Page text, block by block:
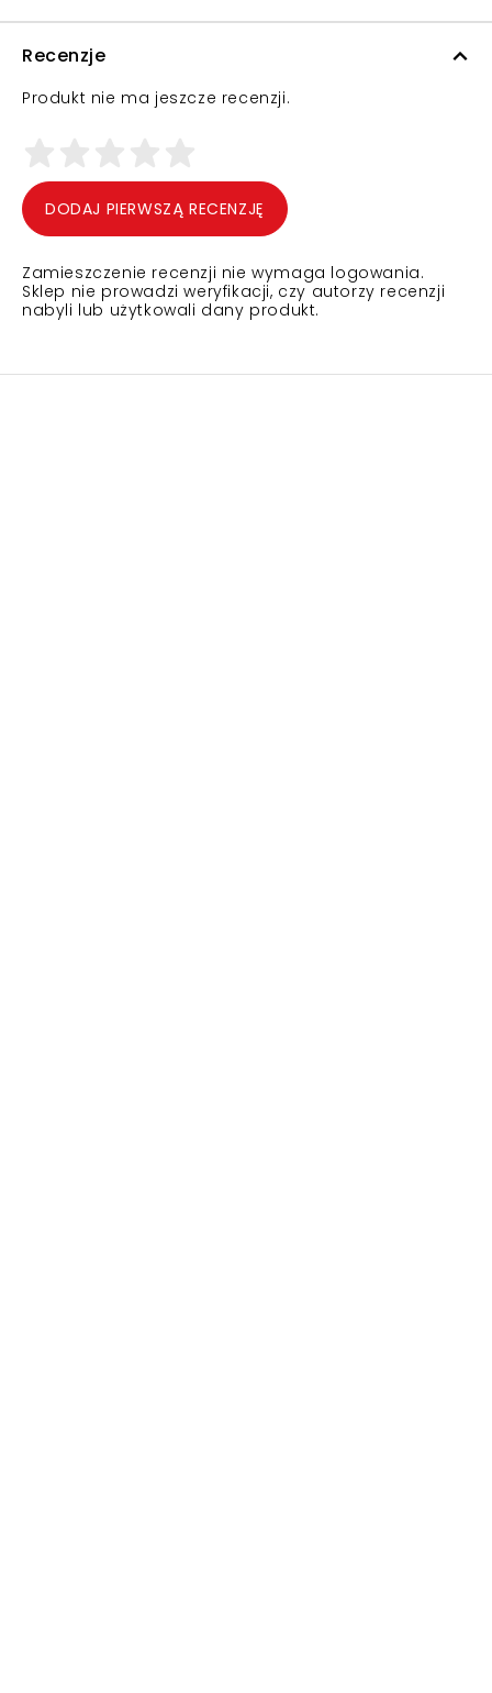
Recenzje
Produkt nie ma jeszcze recenzji.
DODAJ PIERWSZĄ RECENZJĘ
Zamieszczenie recenzji nie wymaga logowania.
Sklep nie prowadzi weryfikacji, czy autorzy recenzji
nabyli lub użytkowali dany produkt.